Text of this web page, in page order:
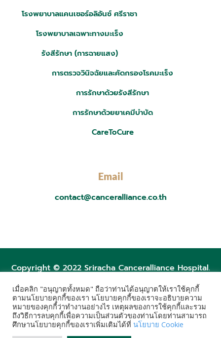
โรงพยาบาลแคนเซอร์อลิอันซ์ ศรีราชา
โรงพยาบาลเฉพาะทางมะเร็ง
รังสีรักษา (การฉายแสง)
การตรวจวินิจฉัยและคัดกรองโรคมะเร็ง
การรักษาด้วยรังสีรักษา
การรักษาด้วยยาเคมีบำบัด
CareToCure
Email
contact@canceralliance.co.th
Copyright © 2022 Sriracha Canceralliance Hospital.
Post Views: 920
เมื่อคลิก "อนุญาตทั้งหมด" ถือว่าท่านได้อนุญาตให้เราใช้คุกกี้
ตามนโยบายคุกกี้ของเรา นโยบายคุกกี้ของเราจะอธิบายความ
หมายของคุกกี้ว่าทำงานอย่างไร เหตุผลของการใช้คุกกี้และรวม
ถึงวิธีการลบคุกกี้เพื่อความเป็นส่วนตัวของท่านโดยท่านสามารถ
ศึกษานโยบายคุกกี้ของเราเพิ่มเติมได้ที่ นโยบาย Cookie